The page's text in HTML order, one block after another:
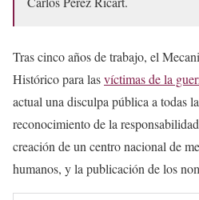
Tras cinco años de trabajo, el
Histórico para lasvíctimas de la
actual una disculpa pública a todas
reconocimiento de la
creación de un centro nacional de
humanos, y la publicación de los